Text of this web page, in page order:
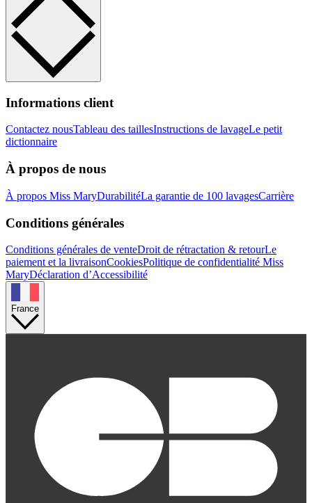
Informations client
Contactez nousTableau des taillesInstructions de lavageLe petit
dictionnaire
À propos de nous
À propos Miss MaryDurabilitéLa garantie de 100 lavagesCarrière
Conditions générales
Conditions générales de venteDroit de rétractation & retourLe
paiement et la livraisonCookiesPolitique de confidentialité Miss
MaryDéclaration d’Accessibilité
France